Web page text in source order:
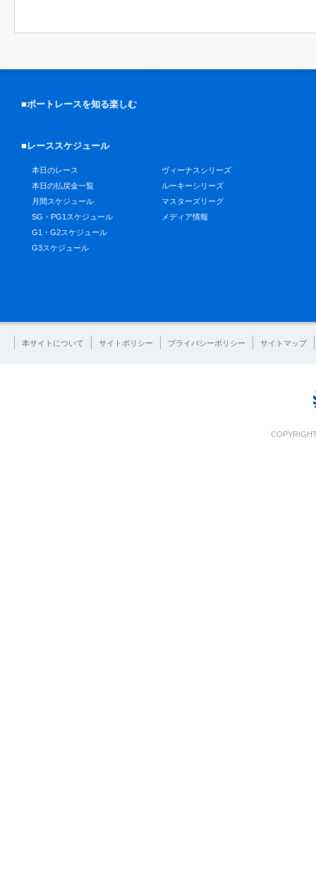
■ボートレースを知る楽しむ
■レーススケジュール
本日のレース
本日の払戻金一覧
月間スケジュール
SG・PG1スケジュール
G1・G2スケジュール
G3スケジュール
ヴィーナスシリーズ
ルーキーシリーズ
マスターズリーグ
メディア情報
本サイトについて サイトポリシー プライバシーポリシー サイトマップ